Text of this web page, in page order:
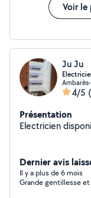
Voir le
Ju Ju
4/5
Présentation
Electricien
Dernier avis
Il y a plus de 6 mois
Grande gentillesse